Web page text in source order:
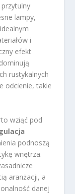
lampy,
i
efekt
rustykalnych
odcienie, takie
wziąć pod
podnoszą
wnętrza.
aranżacji, a
danej